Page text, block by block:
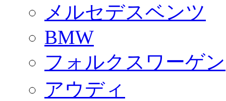
メルセデスベンツ
BMW
フォルクスワーゲン
アウディ